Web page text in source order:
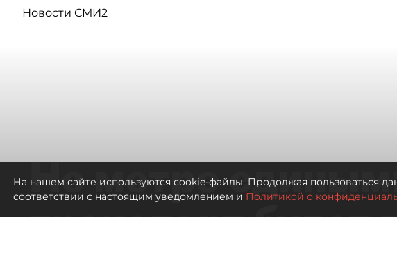
Новости СМИ2
Не метро
транспорт будет
На нашем сайте используются cookie-файлы. Продолжая пользоваться
соответствии с настоящим уведомлением и Политикой о